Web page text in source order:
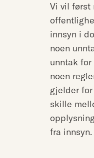
Vi vil først
innsyn i
noen
unntak
noen
gjelder
skille
fra